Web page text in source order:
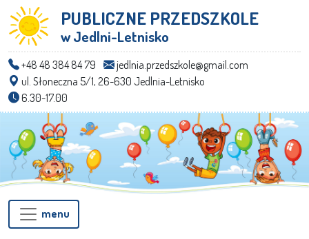
PUBLICZNE PRZEDSZKOLE
w Jedlni-Letnisko
+48 48 384 84 79
jedlnia.przedszkole@gmail.com
ul. Słoneczna 5/1, 26-630 Jedlnia-Letnisko
6.30-17.00
menu